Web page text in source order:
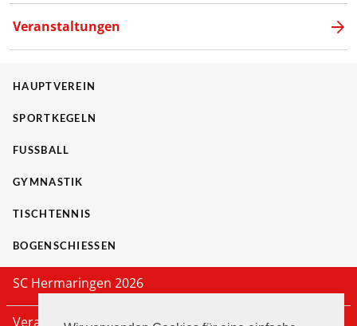
Veranstaltungen
HAUPTVEREIN
SPORTKEGELN
FUSSBALL
GYMNASTIK
TISCHTENNIS
BOGENSCHIESSEN
SC Hermaringen 2026
Veranstaltungen